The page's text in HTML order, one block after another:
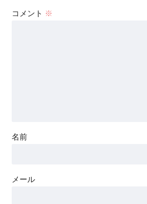
コメント ※
名前
メール